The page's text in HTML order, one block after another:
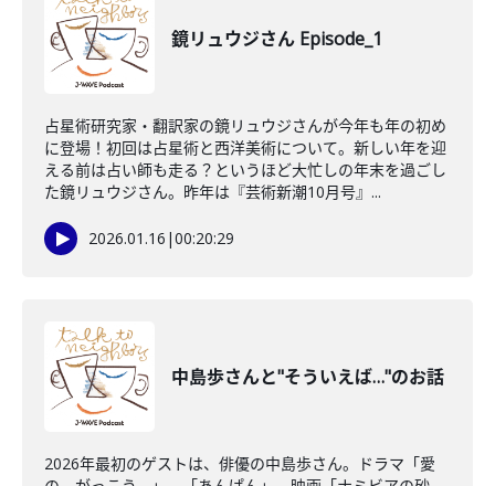
鏡リュウジさん Episode_1
占星術研究家・翻訳家の鏡リュウジさんが今年も年の初め
に登場！初回は占星術と西洋美術について。新しい年を迎
える前は占い師も走る？というほど大忙しの年末を過ごし
た鏡リュウジさん。昨年は『芸術新潮10月号』...
2026.01.16 |00:20:29
中島歩さんと"そういえば…"のお話
2026年最初のゲストは、俳優の中島歩さん。ドラマ「愛